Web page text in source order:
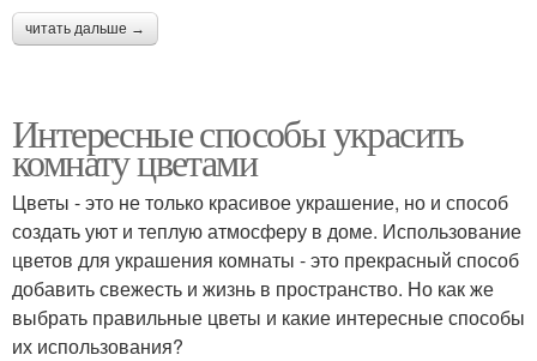
читать дальше →
Интересные способы украсить
комнату цветами
Цветы - это не только красивое украшение, но и способ
создать уют и теплую атмосферу в доме. Использование
цветов для украшения комнаты - это прекрасный способ
добавить свежесть и жизнь в пространство. Но как же
выбрать правильные цветы и какие интересные способы
их использования?